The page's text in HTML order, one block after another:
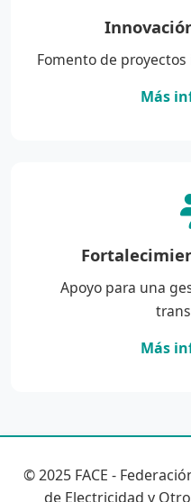
Fomento de
Más
Apoyo para una
Más
© 2025 FACE -
de Electricidad y